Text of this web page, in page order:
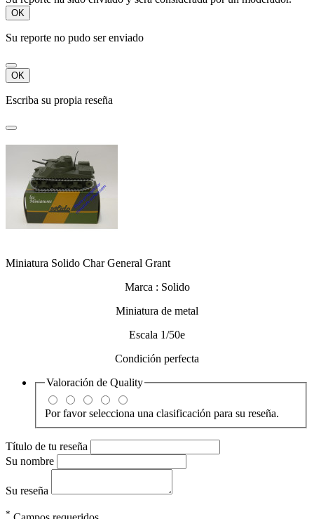
OK
Su reporte no pudo ser enviado
OK
Escriba su propia reseña
Miniatura Solido Char General Grant
Marca : Solido
Miniatura de metal
Escala 1/50e
Condición perfecta
Valoración de Quality
Por favor selecciona una clasificación para su reseña.
Título de tu reseña
Su nombre
Su reseña
*